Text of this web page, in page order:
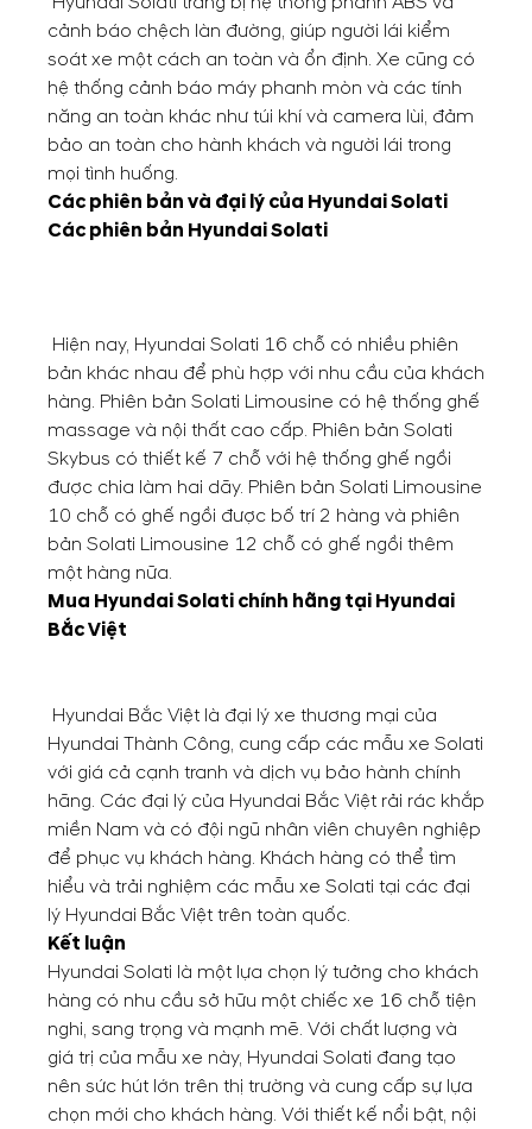
cảnh báo chệch làn đường, giúp người lái kiểm
soát xe một cách an toàn và ổn định. Xe cũng có
hệ thống cảnh báo máy phanh mòn và các tính
năng an toàn khác như túi khí và camera lùi, đảm
bảo an toàn cho hành khách và người lái trong
mọi tình huống.
Các phiên bản và đại lý của Hyundai Solati
Các phiên bản Hyundai Solati
Hiện nay, Hyundai Solati 16 chỗ có nhiều phiên
bản khác nhau để phù hợp với nhu cầu của khách
hàng. Phiên bản Solati Limousine có hệ thống ghế
massage và nội thất cao cấp. Phiên bản Solati
Skybus có thiết kế 7 chỗ với hệ thống ghế ngồi
được chia làm hai dãy. Phiên bản Solati Limousine
10 chỗ có ghế ngồi được bố trí 2 hàng và phiên
bản Solati Limousine 12 chỗ có ghế ngồi thêm
một hàng nữa.
Mua Hyundai Solati chính hãng tại Hyundai
Bắc Việt
Hyundai Bắc Việt là đại lý xe thương mại của
Hyundai Thành Công, cung cấp các mẫu xe Solati
với giá cả cạnh tranh và dịch vụ bảo hành chính
hãng. Các đại lý của Hyundai Bắc Việt rải rác khắp
miền Nam và có đội ngũ nhân viên chuyên nghiệp
để phục vụ khách hàng. Khách hàng có thể tìm
hiểu và trải nghiệm các mẫu xe Solati tại các đại
lý Hyundai Bắc Việt trên toàn quốc.
Kết luận
Hyundai Solati là một lựa chọn lý tưởng cho khách
hàng có nhu cầu sở hữu một chiếc xe 16 chỗ tiện
nghi, sang trọng và mạnh mẽ. Với chất lượng và
giá trị của mẫu xe này, Hyundai Solati đang tạo
nên sức hút lớn trên thị trường và cung cấp sự lựa
chọn mới cho khách hàng. Với thiết kế nổi bật, nội